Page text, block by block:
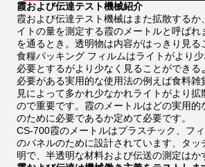
霞および伝達テスト機械紹介
霞および伝達テスト機械はまた拡散するか
イトの量を測定する霞のメートルと呼ばれ
を通るとき。透明物は内容がはっきり見る
食糧パッキング フィルムはライトがより
必要とするがより少なく見ることができる
必要がある実用的な使用法の例えば食料雑
見によって多かれ少なかれライトがより拡
ので重要です。霞のメートルはどの実用的
のために必要であるか定めて必要です。
CS-700霞のメートルはプラスチック、フ
のパネルのために設計されています、タッ
明で、半透明な材料および伝送の測定はか